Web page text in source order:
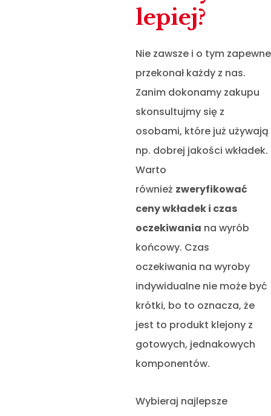
lepiej?
Nie zawsze i o tym zapewne
przekonał każdy z nas.
Zanim dokonamy zakupu
skonsultujmy się z
osobami, które już używają
np. dobrej jakości wkładek.
Warto
również zweryfikować
ceny wkładek i czas
oczekiwania na wyrób
końcowy. Czas
oczekiwania na wyroby
indywidualne nie może być
krótki, bo to oznacza, że
jest to produkt klejony z
gotowych, jednakowych
komponentów.
Wybieraj najlepsze